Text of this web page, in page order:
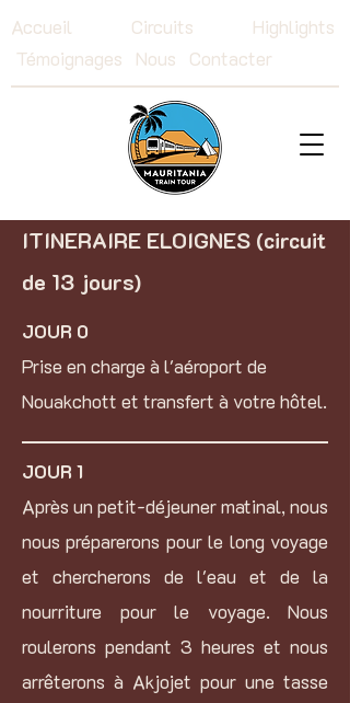
Accueil Circuits
Highlights
Témoignages Nous Contacter
ITINERAIRE ELOIGNES (circuit
de 13 jours)
JOUR 0
Prise en charge à l'aéroport de
Nouakchott et transfert à votre hôtel.
JOUR 1
Après un petit-déjeuner matinal, nous
nous préparerons pour le long voyage
et chercherons de l'eau et de la
nourriture pour le voyage. Nous
roulerons pendant 3 heures et nous
arrêterons à Akjojet pour une tasse